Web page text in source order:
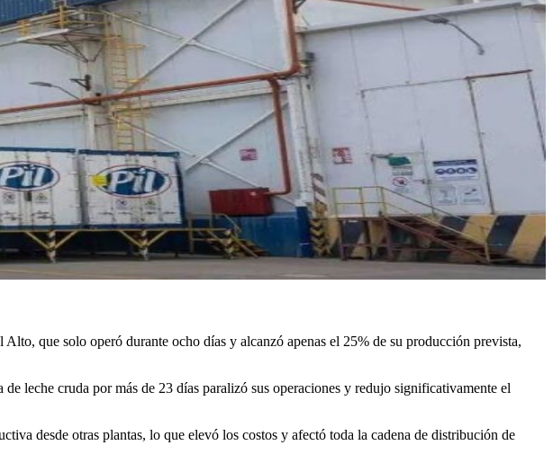
que solo operó durante ocho días y alcanzó apenas el 25% de su producción prevista,
leche cruda por más de 23 días paralizó sus operaciones y redujo significativamente el
desde otras plantas, lo que elevó los costos y afectó toda la cadena de distribución de